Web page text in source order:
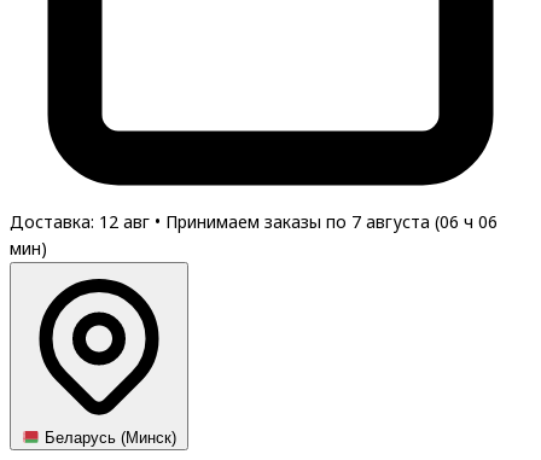
Доставка: 12 авг • Принимаем заказы по 7 августа (06 ч 06
мин)
Беларусь (Минск)